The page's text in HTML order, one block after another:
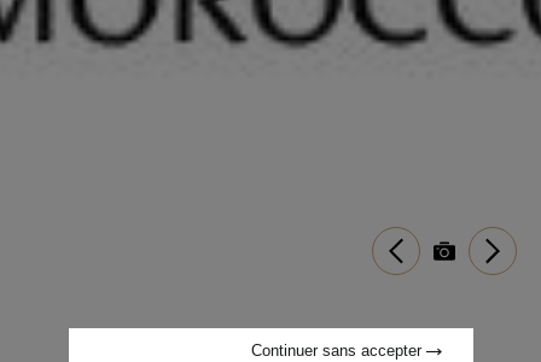
Terrain Alia
Continuer sans accepter